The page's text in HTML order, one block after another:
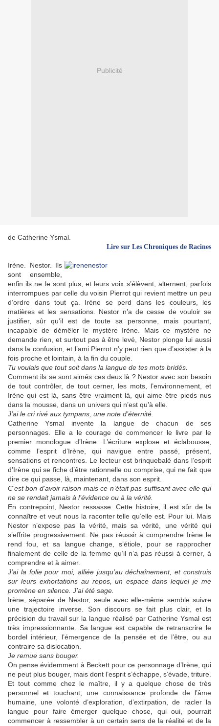
Publicité
de Catherine Ysmal.
Lire sur Les Chroniques de Racines
Irène. Nestor. Ils
sont ensemble,
enfin ils ne le sont plus, et leurs voix s’élèvent, alternent, parfois
interrompues par celle du voisin Pierrot qui revient mettre un peu
d’ordre dans tout ça. Irène se perd dans les couleurs, les
matières et les sensations. Nestor n’a de cesse de vouloir se
justifier, sûr qu’il est de toute sa personne, mais pourtant,
incapable de démêler le mystère Irène. Mais ce mystère ne
demande rien, et surtout pas à être levé, Nestor plonge lui aussi
dans la confusion, et l’ami Pierrot n’y peut rien que d’assister à la
fois proche et lointain, à la fin du couple.
Tu voulais que tout soit dans la langue de tes mots bridés.
Comment ils se sont aimés ces deux là ? Nestor avec son besoin
de tout contrôler, de tout cerner, les mots, l’environnement, et
Irène qui est là, sans être vraiment là, qui aime être pieds nus
dans la mousse, dans un univers qui n’est qu’à elle.
J’ai le cri rivé aux tympans, une note d’éternité.
Catherine Ysmal invente la langue de chacun de ses
personnages. Elle a le courage de commencer le livre par le
premier monologue d’Irène. L’écriture explose et éclabousse,
comme l’esprit d’Irène, qui navigue entre passé, présent,
sensations et rencontres. Le lecteur est brinquebalé dans l’esprit
d’Irène qui se fiche d’être rationnelle ou comprise, qui ne fait que
dire ce qui passe, là, maintenant, dans son esprit.
C’est bon d’avoir raison mais ce n’était pas suffisant avec elle qui
ne se rendait jamais à l’évidence ou à la vérité.
En contrepoint, Nestor ressasse. Cette histoire, il est sûr de la
connaître et veut nous la raconter telle qu’elle est. Pour lui. Mais
Nestor n’expose pas la vérité, mais sa vérité, une vérité qui
s’effrite progressivement. Ne pas réussir à comprendre Irène le
rend fou, et sa langue change, s’étiole, pour se rapprocher
finalement de celle de la femme qu’il n’a pas réussi à cerner, à
comprendre et à aimer.
J’ai la folie pour moi, alliée jusqu’au déchaînement, et construis
sur leurs exhortations au repos, un espace dans lequel je me
promène en silence. J’ai été sage.
Irène, séparée de Nestor, seule avec elle-même semble suivre
une trajectoire inverse. Son discours se fait plus clair, et la
précision du travail sur la langue réalisé par Catherine Ysmal est
très impressionnante. Sa langue est capable de retranscrire le
bordel intérieur, l’émergence de la pensée et de l’être, ou au
contraire sa dislocation.
Je remue sans bouger.
On pense évidemment à Beckett pour ce personnage d’Irène, qui
ne peut plus bouger, mais dont l’esprit s’échappe, s’évade, triture.
Et tout comme chez le maître, il y a quelque chose de très
personnel et touchant, une connaissance profonde de l’âme
humaine, une volonté d’exploration, d’extirpation, de racler la
langue pour faire émerger quelque chose, qui oui, pourrait
commencer à ressembler à un certain sens de la réalité et de la